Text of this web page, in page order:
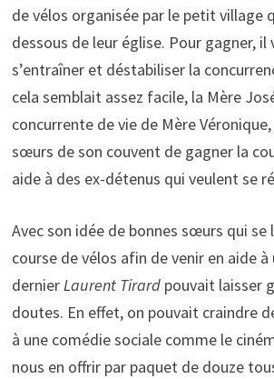
de vélos organisée par le petit village
dessous de leur église. Pour gagner,
s’entraîner et déstabiliser la
cela semblait assez facile, la Mère
concurrente de vie de Mère
sœurs de son couvent de gagner la
aide à des ex-détenus qui veulent se
Avec son idée de bonnes sœurs qui se
course de vélos afin de venir en aide à
dernierLaurent Tirardpouvait laisser
doutes. En effet, on pouvait craindre
à une comédie sociale comme le
nous en offrir par paquet de douze